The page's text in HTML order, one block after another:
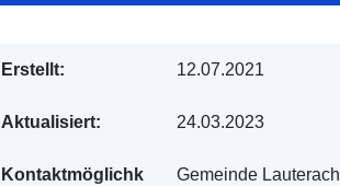
Erstellt: 12.07.2021
Aktualisiert: 24.03.2023
Kontaktmöglichk
Gemeinde Lauterach